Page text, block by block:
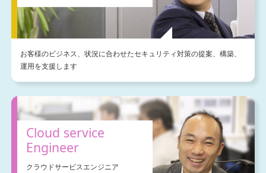
お客様のビジネス、状況に合わせたセキュリティ対策の提案、構築、
運用を支援します
Cloud service
Engineer
クラウドサービスエンジニア